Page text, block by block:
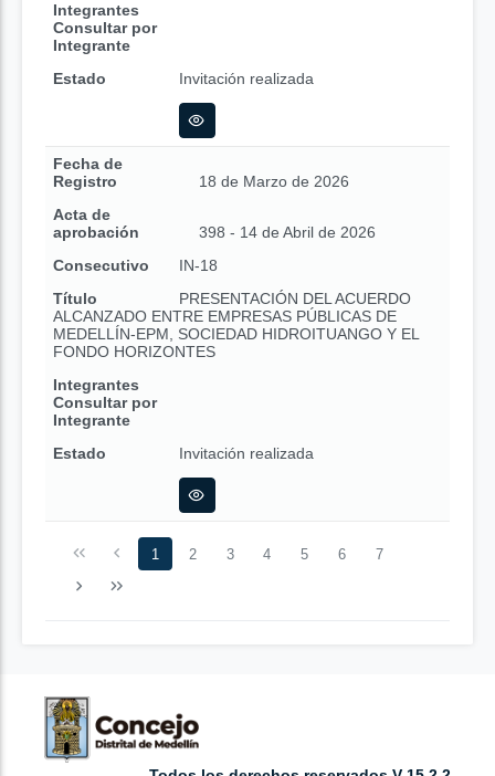
Integrantes
Consultar por
Integrante
Estado
Invitación realizada
Fecha de
Registro
18 de Marzo de 2026
Acta de
aprobación
398 - 14 de Abril de 2026
Consecutivo
IN-18
Título
PRESENTACIÓN DEL ACUERDO
ALCANZADO ENTRE EMPRESAS PÚBLICAS DE
MEDELLÍN-EPM, SOCIEDAD HIDROITUANGO Y EL
FONDO HORIZONTES
Integrantes
Consultar por
Integrante
Estado
Invitación realizada
1 2 3 4 5 6 7